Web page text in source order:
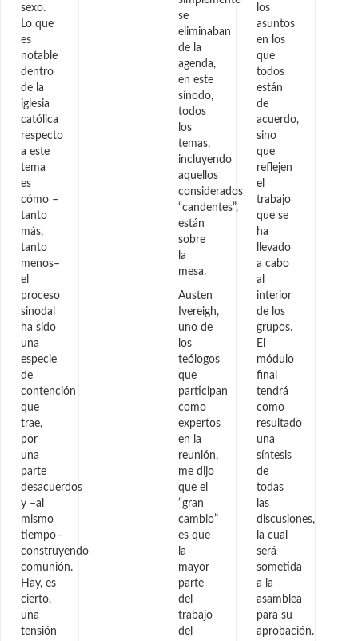
sexo.
Lo que
es
notable
dentro
de la
iglesia
católica
respecto
a este
tema
es
cómo –
tanto
más,
tanto
menos–
el
proceso
sinodal
ha sido
una
especie
de
contención
que
trae,
por
una
parte
desacuerdos
y –al
mismo
tiempo–
construyendo
comunión.
Hay, es
cierto,
una
tensión
se
eliminaban
de la
agenda,
en este
sínodo,
todos
los
temas,
incluyendo
aquellos
considerados
“candentes”,
están
sobre
la
mesa.
Austen
Ivereigh,
uno de
los
teólogos
que
participan
como
expertos
en la
reunión,
me dijo
que el
“gran
cambio”
es que
la
mayor
parte
del
trabajo
del
los
asuntos
en los
que
todos
están
de
acuerdo,
sino
que
reflejen
el
trabajo
que se
ha
llevado
a cabo
al
interior
de los
grupos.
El
módulo
final
tendrá
como
resultado
una
síntesis
de
todas
las
discusiones,
la cual
será
sometida
a la
asamblea
para su
aprobación.